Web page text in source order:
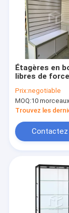
Au sujet de
Étagères en
libres de
Slatwall du
présentoir de
Slatwall 20mm
Prix:negotiable
MOQ:10 morceaux
Trouvez les
Contactez